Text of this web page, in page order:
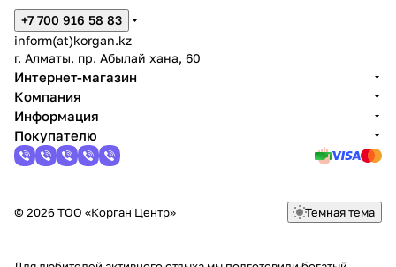
+7 700 916 58 83
inform(at)korgan.kz
г. Алматы. пр. Абылай хана, 60
Интернет-магазин
Компания
Информация
Покупателю
© 2026 ТОО «Корган Центр» Темная тема